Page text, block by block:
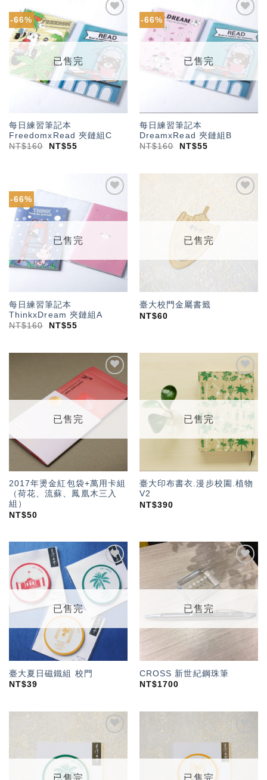
-66%
「願
望輕
已售完
每日練習筆記本
FreedomxRead 夾鏈組C
NT$160 NT$55
-66%
加入
「願
望輕
已售完
每日練習筆記本
DreamxRead 夾鏈組B
NT$160 NT$55
-66%
「願
望輕
已售完
每日練習筆記本
ThinkxDream 夾鏈組A
NT$160 NT$55
望輕
已售完
臺大校門金屬書籤
NT$60
加入
「願
望輕
單」
已售完
2017年燙金紅包袋+萬用卡組
（荷花、流蘇、鳳凰木三入
組）
NT$50
加入
「願
望輕
單」
已售完
臺大印布書衣.漫步校園.植物
V2
NT$390
加入
「願
望輕
單」
已售完
臺大夏日磁鐵組 校門
NT$39
加入
「願
望輕
已售完
CROSS 新世紀鋼珠筆
NT$1700
望輕
望輕